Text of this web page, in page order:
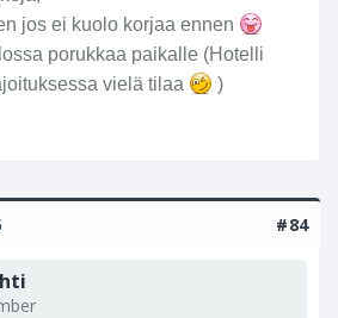
jos ei kuolo korjaa ennen
porukkaa paikalle (Hotelli
vielä tilaa
)
#84